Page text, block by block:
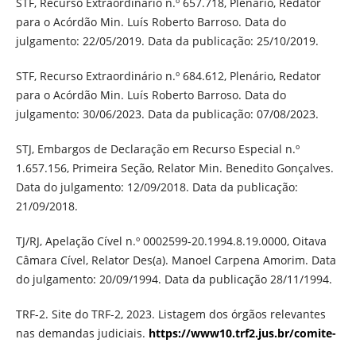
para o Acórdão Min. Luís Roberto Barroso. Data do
julgamento: 22/05/2019. Data da publicação: 25/10/2019.
STF, Recurso Extraordinário n.º 684.612, Plenário, Redator
para o Acórdão Min. Luís Roberto Barroso. Data do
julgamento: 30/06/2023. Data da publicação: 07/08/2023.
STJ, Embargos de Declaração em Recurso Especial n.º
1.657.156, Primeira Seção, Relator Min. Benedito Gonçalves.
Data do julgamento: 12/09/2018. Data da publicação:
21/09/2018.
TJ/RJ, Apelação Cível n.º 0002599-20.1994.8.19.0000, Oitava
Câmara Cível, Relator Des(a). Manoel Carpena Amorim. Data
do julgamento: 20/09/1994. Data da publicação 28/11/1994.
TRF-2. Site do TRF-2, 2023. Listagem dos órgãos relevantes
nas demandas judiciais. https://www10.trf2.jus.br/comite-